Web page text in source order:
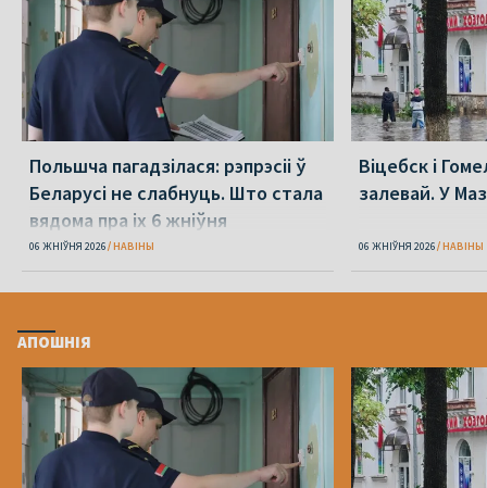
Польшча пагадзілася: рэпрэсіі ў
Беларусі не слабнуць. Што стала
вядома пра іх 6 жніўня
06 ЖНІЎНЯ 2026 НАВІНЫ
Віцебск і
залевай. У
06 ЖНІЎНЯ 2026 НАВІНЫ
АПОШНІЯ